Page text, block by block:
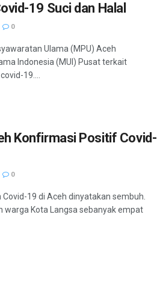
19 Suci dan Halal
0
Ulama (MPU) Aceh
Indonesia (MUI) Pusat terkait
19....
Konfirmasi Positif Covid-
0
Covid-19 di Aceh dinyatakan sembuh.
warga Kota Langsa sebanyak empat